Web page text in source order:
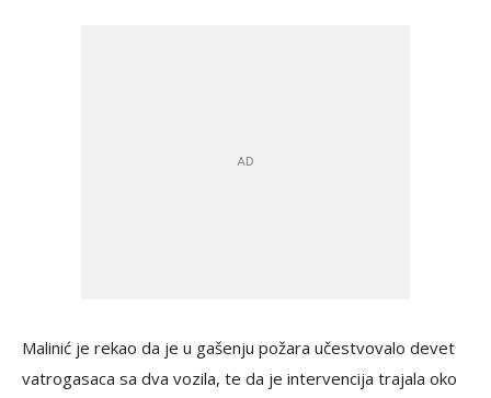
Malinić je rekao da je u gašenju požara učestvovalo devet
vatrogasaca sa dva vozila, te da je intervencija trajala oko